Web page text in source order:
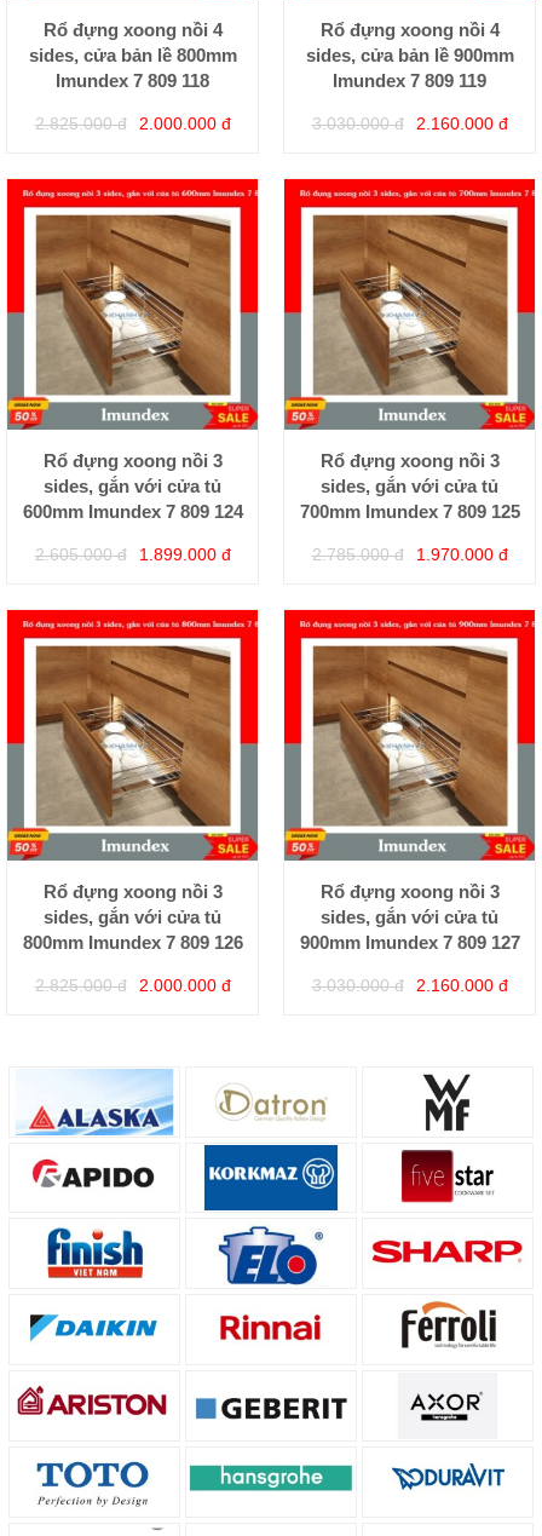
Rổ đựng xoong nồi 4
sides, cửa bản lề 800mm
Imundex 7 809 118
2.825.000 đ 2.000.000 đ
Rổ đựng xoong nồi 4
sides, cửa bản lề 900mm
Imundex 7 809 119
3.030.000 đ 2.160.000 đ
Rổ đựng xoong nồi 3
sides, gắn với cửa tủ
600mm Imundex 7 809 124
2.605.000 đ 1.899.000 đ
Rổ đựng xoong nồi 3
sides, gắn với cửa tủ
700mm Imundex 7 809 125
2.785.000 đ 1.970.000 đ
Rổ đựng xoong nồi 3
sides, gắn với cửa tủ
800mm Imundex 7 809 126
2.825.000 đ 2.000.000 đ
Rổ đựng xoong nồi 3
sides, gắn với cửa tủ
900mm Imundex 7 809 127
3.030.000 đ 2.160.000 đ